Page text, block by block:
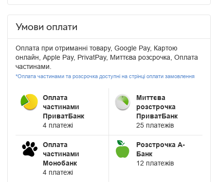
Умови оплати
Оплата при отриманні товару, Google Pay, Картою
онлайн, Apple Pay, PrivatPay, Миттєва розсрочка, Оплата
частинами.
*Оплата частинами та розсрочка доступні на стрінці оплати замовлення
Оплата
частинами
ПриватБанк
4 платежі
Миттєва
розстрочка
ПриватБанк
25 платежів
Оплата
частинами
Монобанк
4 платежі
Розстрочка А-
Банк
12 платежів